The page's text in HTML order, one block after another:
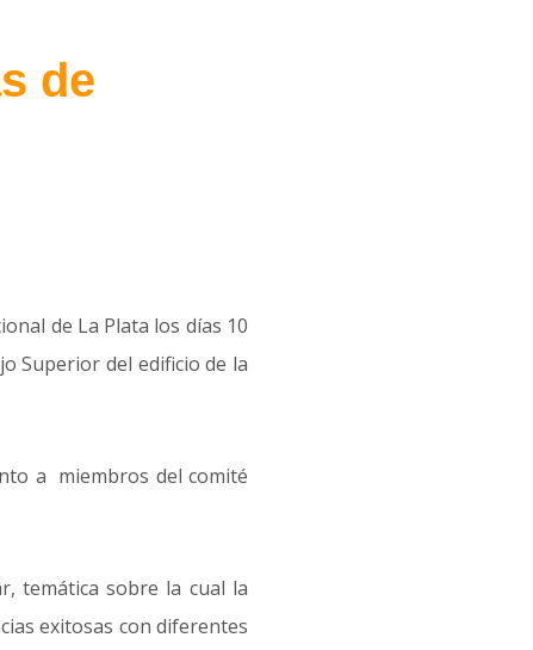
de
de La Plata los días 10
Superior del edificio de la
a miembros del comité
temática sobre la cual la
exitosas con diferentes